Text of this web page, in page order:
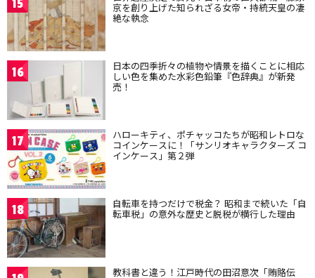
15 京を創り上げた知られざる女帝・持統天皇の凄
絶な執念
16 日本の四季折々の植物や情景を描くことに相応
しい色を集めた水彩色鉛筆『色辞典』が新発
売！
17 ハローキティ、ポチャッコたちが昭和レトロな
コインケースに！「サンリオキャラクターズ コ
インケース」第２弾
18 自転車を持つだけで税金？ 昭和まで続いた「自
転車税」の意外な歴史と脱税が横行した理由
教科書と違う！江戸時代の田沼意次「賄賂伝